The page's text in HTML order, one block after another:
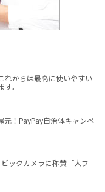
れからは最高に使いやすい
。
元！PayPay自治体キャンペ
ックカメラに称賛「大フ